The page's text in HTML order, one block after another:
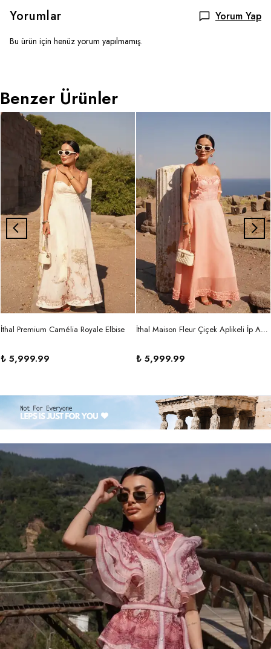
Yorumlar Yorum Yap
Bu ürün için henüz yorum yapılmamış.
Benzer Ürünler
İthal Premium Camélia Royale Elbise
₺ 5,999.99
İthal Maison Fleur Çiçek Aplikeli İp Askılı Maxi Elbise
₺ 5,999.99